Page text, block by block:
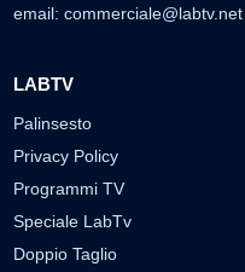
email: commerciale@labtv.net
LABTV
Palinsesto
Privacy Policy
Programmi TV
Speciale LabTv
Doppio Taglio